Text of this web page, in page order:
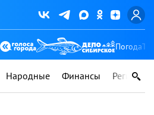
Погода
Народные Финансы Регионы